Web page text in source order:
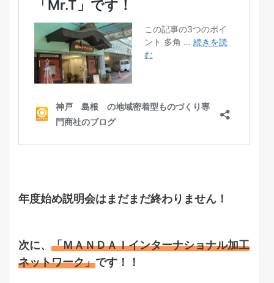
年度始め説明会はまだまだ終わりません！
次に、 「ＭＡＮＤＡＩインターナショナル加工
ネットワーク」です！！